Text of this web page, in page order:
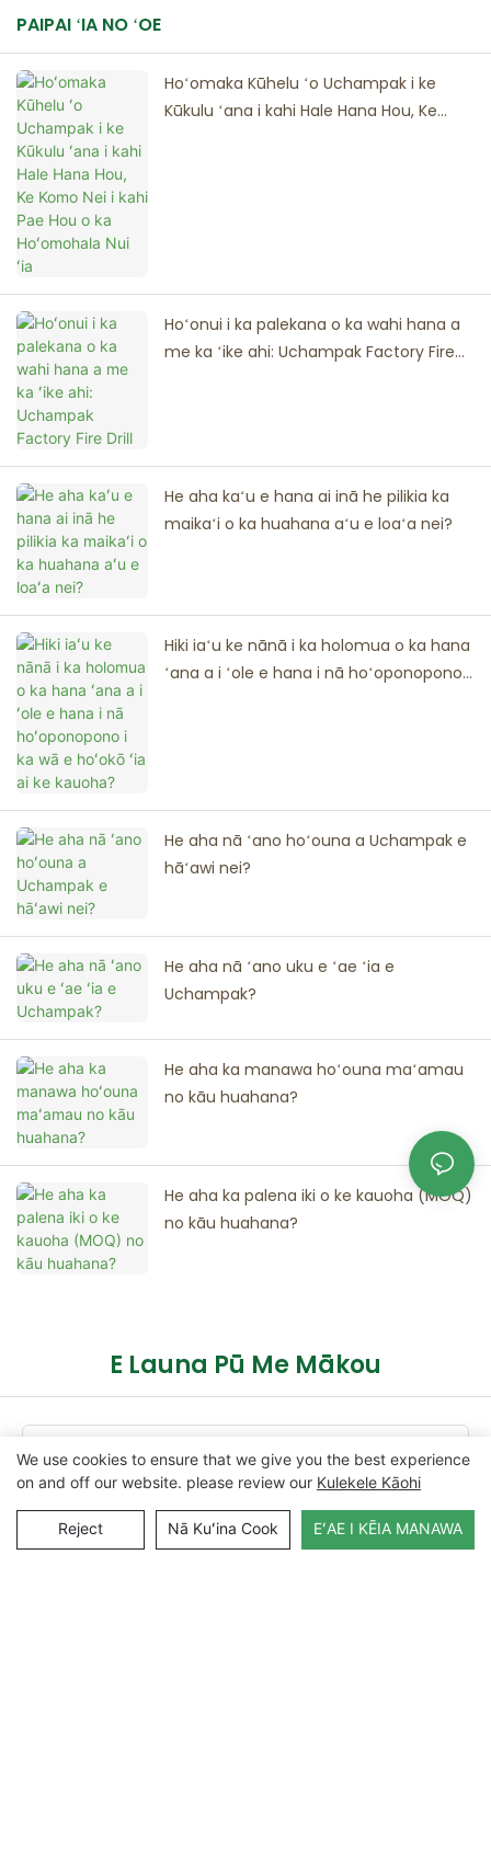
PAIPAI ʻIA NO ʻOE
Hoʻomaka Kūhelu ʻo Uchampak i ke
Kūkulu ʻana i kahi Hale Hana Hou, Ke
Hoʻonui i ka palekana o ka wahi hana a
me ka ʻike ahi: Uchampak Factory Fire
He aha kaʻu e hana ai inā he pilikia ka
maikaʻi o ka huahana aʻu e loaʻa nei?
Hiki iaʻu ke nānā i ka holomua o ka hana
ʻana a i ʻole e hana i nā hoʻoponopono i
He aha nā ʻano hoʻouna a Uchampak e
hāʻawi nei?
He aha nā ʻano uku e ʻae ʻia e
Uchampak?
He aha ka manawa hoʻouna maʻamau
no kāu huahana?
He aha ka palena iki o ke kauoha (MOQ)
no kāu huahana?
E Launa Pū Me Mākou
Leka Uila
We use cookies to ensure that we give you the best experience
on and off our website. please review our Kulekele Kāohi
Reject Nā Kuʻina Cook EʻAE I KĒIA MANAWA